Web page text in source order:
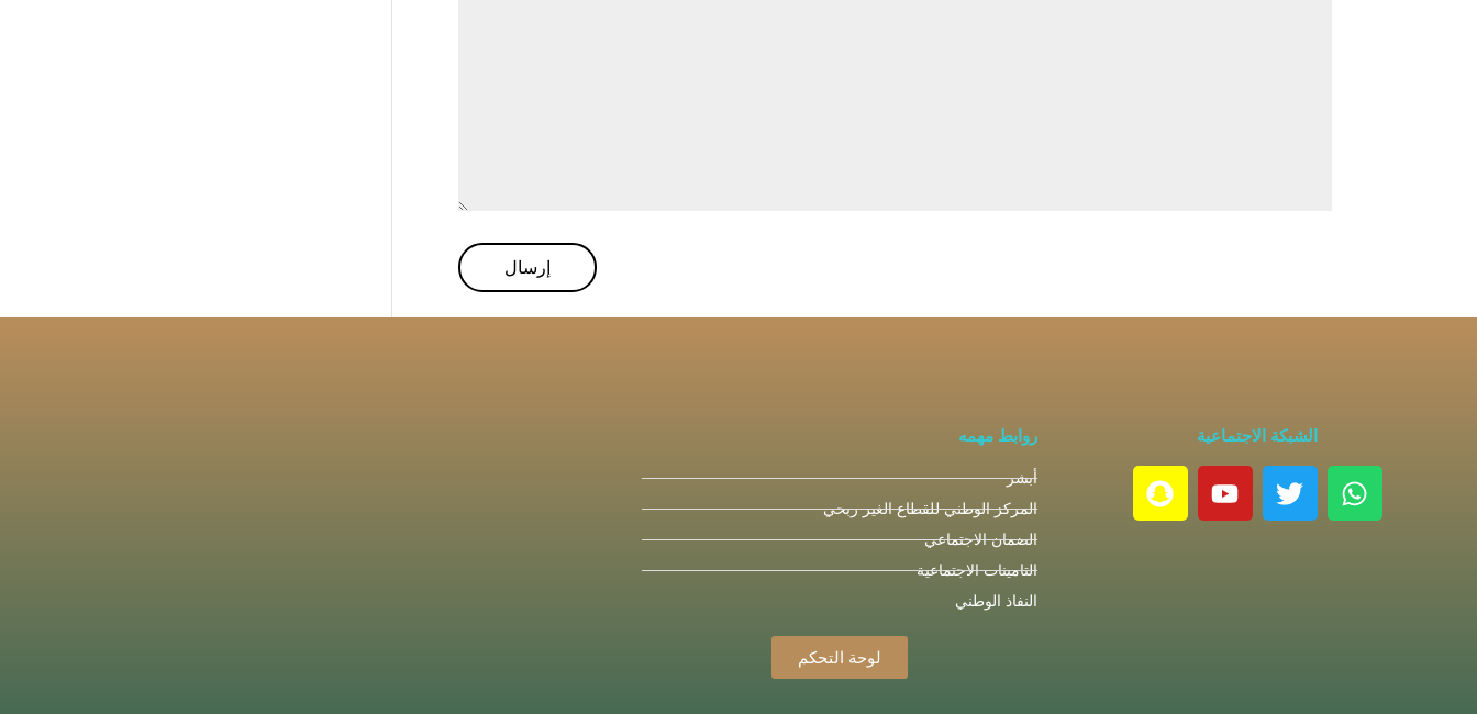
الشبكة الاجتماعية روابط مهمه
أبشر
المركز الوطني للقطاع الغير ربحي
الضمان الاجتماعي
التامينات الاجتماعية
النفاذ الوطني
لوحة التحكم